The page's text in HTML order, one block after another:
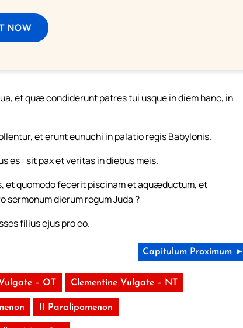
NOW
et quæ condiderunt patres tui usque in diem hanc, in
et erunt eunuchi in palatio regis Babylonis.
es : sit pax et veritas in diebus meis.
et quomodo fecerit piscinam et aquæductum, et
dierum regum Juda ?
filius ejus pro eo.
Capitulum Proximum ►
– OT Clementine Vulgate – NT
II Paralipomenon